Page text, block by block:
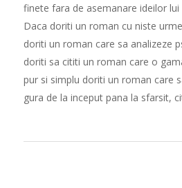
finete fara de asemanare ideilor lui
Daca doriti un roman cu niste
doriti un roman care sa analizeze
doriti sa cititi un roman care o
pur si simplu doriti un roman care
gura de la inceput pana la sfarsit,